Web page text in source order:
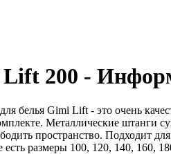
200 -
белья Gimi Lift - это очень
Металлические штанги
пространство. Подходит
размеры 100, 120, 140, 160,